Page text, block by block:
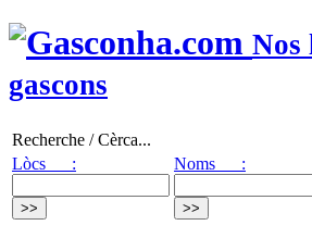
Nos
gascons
Recherche / Cèrca...
Lòcs :
Noms :